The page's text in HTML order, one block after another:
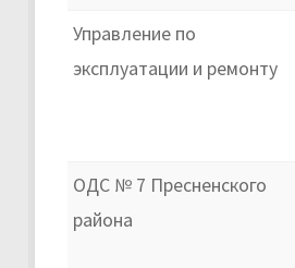
Управление по
эксплуатации и ремонту
ОДС № 7 Пресненского
района